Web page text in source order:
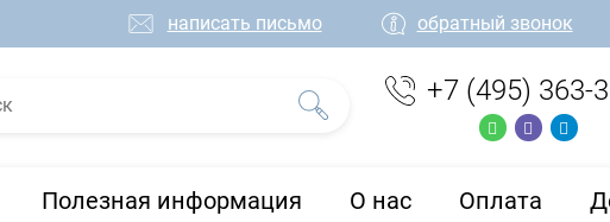
написать письмо обратный звонок
+7 (495) 363-
Полезная информация О нас Оплата